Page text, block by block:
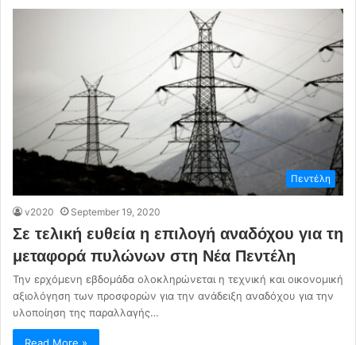
Πεντέλη
v2020 September 19, 2020
Σε τελική ευθεία η επιλογή αναδόχου για τη
μεταφορά πυλώνων στη Νέα Πεντέλη
Την ερχόμενη εβδομάδα ολοκληρώνεται η τεχνική και οικονομική
αξιολόγηση των προσφορών για την ανάδειξη αναδόχου για την
υλοποίηση της παραλλαγής…